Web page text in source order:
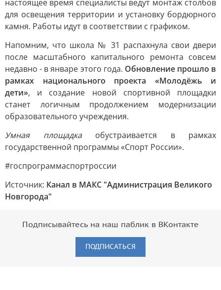
настоящее время специалисты ведут монтаж столбов
для освещения территории и установку бордюрного
камня. Работы идут в соответствии с графиком.
Напомним, что школа № 31 распахнула свои двери
после масштабного капитального ремонта совсем
недавно - в январе этого года. Обновление прошло в
рамках национального проекта «Молодёжь и
дети», и создание новой спортивной площадки
станет логичным продолжением модернизации
образовательного учреждения.
Умная площадка обустраивается в рамках
государственной программы «Спорт России».
#госпрограммаспортроссии
Источник: Канал в МАКС "Администрация Великого
Новгорода"
Подписывайтесь на наш паблик в ВКонтакте
ПОДПИСАТЬСЯ